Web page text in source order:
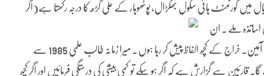
گورنمنٹ ہائی سکول بھکڑال، پوٹھوہار کے علی گڑھ کا درجہ رکھتا ہے(اگر
اساتذہ ملے ۔ ان
میں سے کچھ اساتذہ اب آسودہ خاک ہیں، خدا ان کو جنت نصیب کرے۔ آمین۔ خراج کے کچھ الفاظ پیش کر رہا ہوں ۔ میرا زمانہ طالب علمی 1985 سے
قارئین سے گزارش ہے کہ اگر ہو سکے تو کمی بیشی کی درستگی فرمائیں اور اگر کچھ